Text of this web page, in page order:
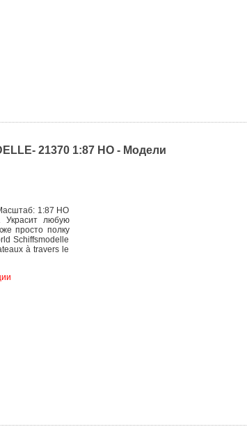
21370 1:87 HO - Модели
1:87 HO
Украсит любую
просто полку
Schiffsmodelle
à travers le